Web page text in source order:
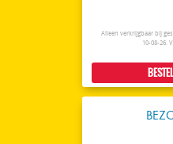
Alleen verkrijgbaar bij
10-08-26.